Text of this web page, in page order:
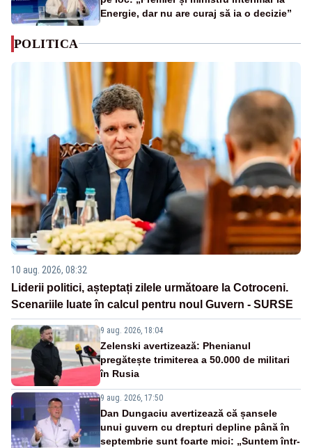
Energie, dar nu are curaj să ia o decizie”
POLITICA
10 aug. 2026, 08:32
Liderii politici, așteptați zilele următoare la Cotroceni.
Scenariile luate în calcul pentru noul Guvern - SURSE
9 aug. 2026, 18:04
Zelenski avertizează: Phenianul
pregătește trimiterea a 50.000 de militari
în Rusia
9 aug. 2026, 17:50
Dan Dungaciu avertizează că șansele
unui guvern cu drepturi depline până în
septembrie sunt foarte mici: „Suntem într-